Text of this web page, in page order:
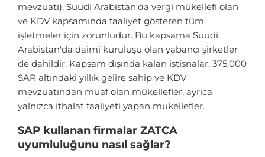
mevzuatı), Suudi Arabistan'da vergi mükellefi olan
ve KDV kapsamında faaliyet gösteren tüm
işletmeler için zorunludur. Bu kapsama Suudi
Arabistan'da daimi kuruluşu olan yabancı şirketler
de dahildir. Kapsam dışında kalan istisnalar: 375.000
SAR altındaki yıllık gelire sahip ve KDV
mevzuatından muaf olan mükellefler, ayrıca
yalnızca ithalat faaliyeti yapan mükellefler.
SAP kullanan firmalar ZATCA
uyumluluğunu nasıl sağlar?